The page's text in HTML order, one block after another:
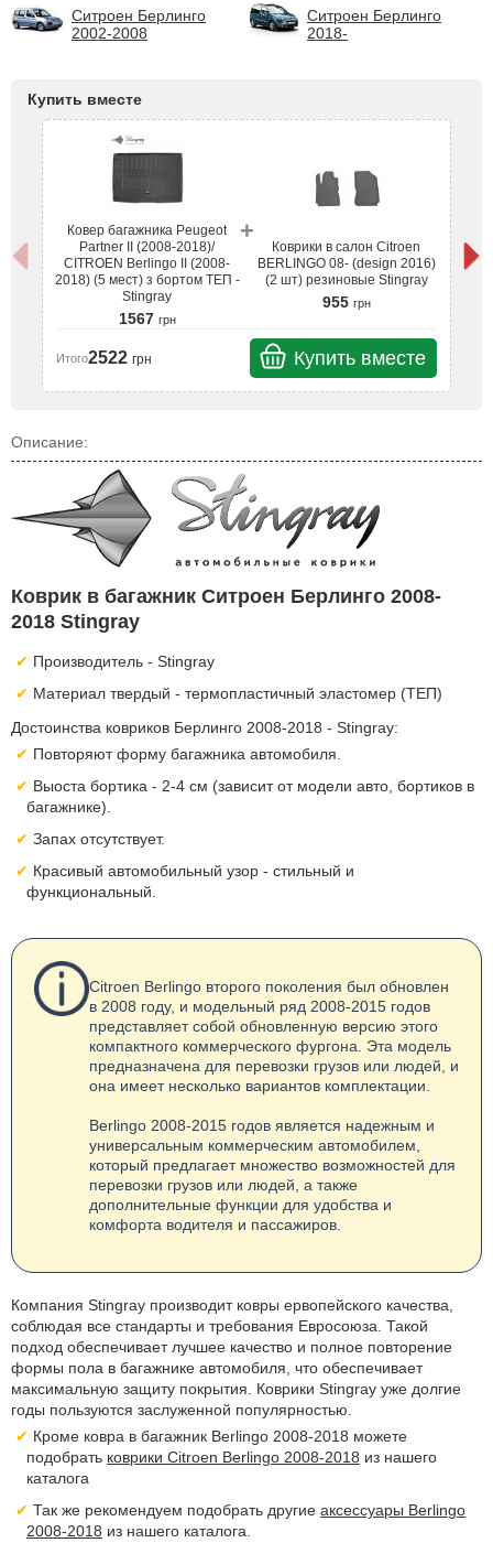
Ситроен Берлинго
2002-2008
Ситроен Берлинго
2018-
Купить вместе
Ковер багажника Peugeot
Partner II (2008-2018)/
CITROEN Berlingo II (2008-
2018) (5 мест) з бортом ТЕП -
Stingray
1567 грн
+
Коврики в салон Citroen
BERLINGO 08- (design 2016)
(2 шт) резиновые Stingray
955 грн
Итого2522 грн Купить вместе
Описание:
Коврик в багажник Ситроен Берлинго 2008-
2018 Stingray
Производитель - Stingray
Материал твердый - термопластичный эластомер (ТЕП)
Достоинства ковриков Берлинго 2008-2018 - Stingray:
Повторяют форму багажника автомобиля.
Выоста бортика - 2-4 см (зависит от модели авто, бортиков в
багажнике).
Запах отсутствует.
Красивый автомобильный узор - стильный и
функциональный.
Citroen Berlingo второго поколения был обновлен
в 2008 году, и модельный ряд 2008-2015 годов
представляет собой обновленную версию этого
компактного коммерческого фургона. Эта модель
предназначена для перевозки грузов или людей, и
она имеет несколько вариантов комплектации.
Berlingo 2008-2015 годов является надежным и
универсальным коммерческим автомобилем,
который предлагает множество возможностей для
перевозки грузов или людей, а также
дополнительные функции для удобства и
комфорта водителя и пассажиров.
Компания Stingray производит ковры ервопейского качества,
соблюдая все стандарты и требования Евросоюза. Такой
подход обеспечивает лучшее качество и полное повторение
формы пола в багажнике автомобиля, что обеспечивает
максимальную защиту покрытия. Коврики Stingray уже долгие
годы пользуются заслуженной популярностью.
Кроме ковра в багажник Berlingo 2008-2018 можете
подобрать коврики Citroen Berlingo 2008-2018 из нашего
каталога
Так же рекомендуем подобрать другиеаксессуары Berlingo
2008-2018 из нашего каталога.